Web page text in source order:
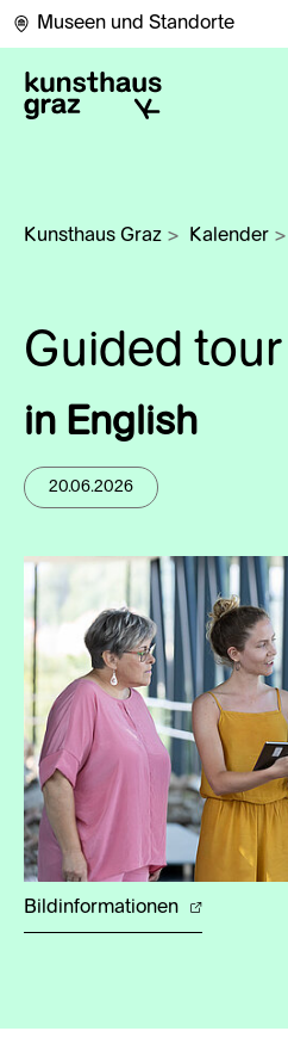
Museen und Standorte
Kunsthaus Graz > Kalender >
Guided tour
in English
20.06.2026
Bildinformationen